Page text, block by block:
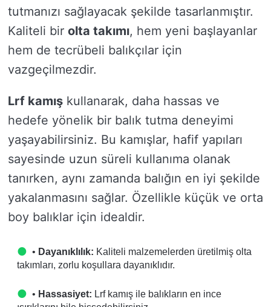
tutmanızı sağlayacak şekilde tasarlanmıştır.
Kaliteli bir olta takımı, hem yeni başlayanlar
hem de tecrübeli balıkçılar için
vazgeçilmezdir.
Lrf kamış kullanarak, daha hassas ve
hedefe yönelik bir balık tutma deneyimi
yaşayabilirsiniz. Bu kamışlar, hafif yapıları
sayesinde uzun süreli kullanıma olanak
tanırken, aynı zamanda balığın en iyi şekilde
yakalanmasını sağlar. Özellikle küçük ve orta
boy balıklar için idealdir.
• Dayanıklılık: Kaliteli malzemelerden üretilmiş olta
takımları, zorlu koşullara dayanıklıdır.
• Hassasiyet: Lrf kamış ile balıkların en ince